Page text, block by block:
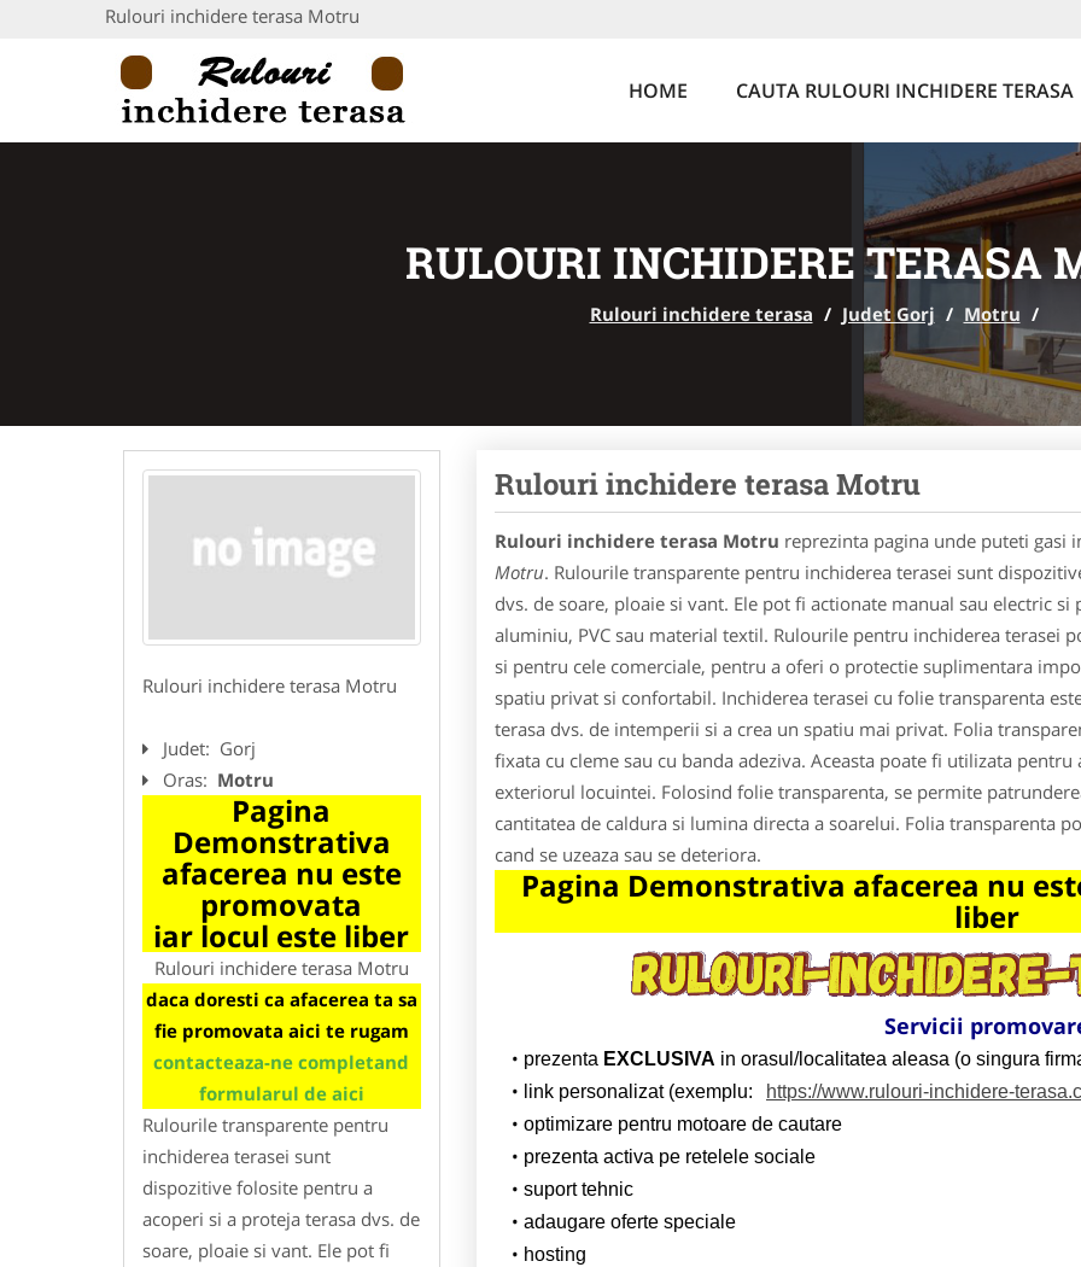
Rulouri inchidere terasa Motru
HOME CAUTA RULOURI INCHIDERE TERASA
RULOURI INCHIDERE TERASA
Rulouri inchidere terasa / Judet Gorj / Motru /
Rulouri inchidere terasa Motru
Judet: Gorj
Oras: Motru
Pagina
Demonstrativa
afacerea nu este
promovata
iar locul este liber
Rulouri inchidere terasa Motru
daca doresti ca afacerea ta sa
fie promovata aici te rugam
contacteaza-ne completand
formularul de aici
Rulourile transparente pentru
inchiderea terasei sunt
dispozitive folosite pentru a
acoperi si a proteja terasa dvs. de
soare, ploaie si vant. Ele pot fi
Rulouri inchidere terasa Motru
Rulouri inchidere terasa Motru reprezinta pagina unde puteti
Motru. Rulourile transparente pentru inchiderea terasei sunt
dvs. de soare, ploaie si vant. Ele pot fi actionate manual sau electric
aluminiu, PVC sau material textil. Rulourile pentru inchiderea terasei
si pentru cele comerciale, pentru a oferi o protectie suplimentara
spatiu privat si confortabil. Inchiderea terasei cu folie transparenta
terasa dvs. de intemperii si a crea un spatiu mai privat. Folia
fixata cu cleme sau cu banda adeziva. Aceasta poate fi utilizata
exteriorul locuintei. Folosind folie transparenta, se permite
cantitatea de caldura si lumina directa a soarelui. Folia transparenta
cand se uzeaza sau se deteriora.
Pagina Demonstrativa afacerea nu
liber
Servicii
prezenta EXCLUSIVA in orasul/localitatea aleasa (o singura
link personalizat (exemplu:
https://www.rulouri-inchidere-
optimizare pentru motoare de cautare
prezenta activa pe retelele sociale
suport tehnic
adaugare oferte speciale
hosting